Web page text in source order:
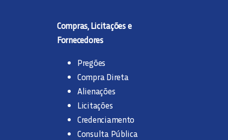
Compras, Licitações e
Fornecedores
Pregões
Compra Direta
Alienações
Licitações
Credenciamento
Consulta Pública